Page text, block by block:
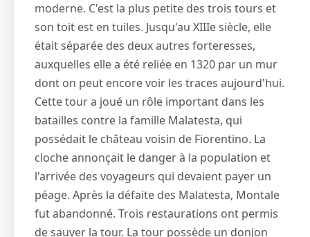
moderne. C'est la plus petite des trois tours et
son toit est en tuiles. Jusqu'au XIIIe siècle, elle
était séparée des deux autres forteresses,
auxquelles elle a été reliée en 1320 par un mur
dont on peut encore voir les traces aujourd'hui.
Cette tour a joué un rôle important dans les
batailles contre la famille Malatesta, qui
possédait le château voisin de Fiorentino. La
cloche annonçait le danger à la population et
l'arrivée des voyageurs qui devaient payer un
péage. Après la défaite des Malatesta, Montale
fut abandonné. Trois restaurations ont permis
de sauver la tour. La tour possède un donjon